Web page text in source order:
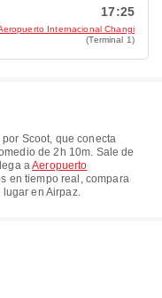
17:25
Internacional Changi
(Terminal 1)
por Scoot, que conecta
de2h 10m. Sale de
aAeropuerto
en tiempo real, compara
en Airpaz.